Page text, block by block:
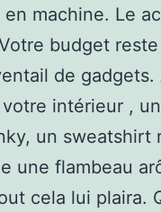
en machine. Le
budget
de
intérieur ,
un sweatshirt
une flambeau
cela lui plaira.